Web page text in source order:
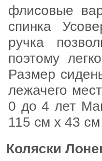
флисовые
спинка
ручка
поэтому
Размер
лежачего
0 до 4 лет
115 см x 43
Коляски